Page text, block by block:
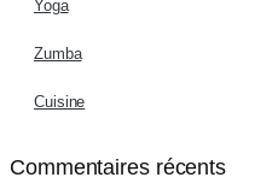
Yoga
Zumba
Cuisine
Commentaires récents